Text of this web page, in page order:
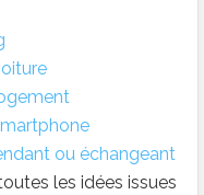
ou échangeant
les idées issues